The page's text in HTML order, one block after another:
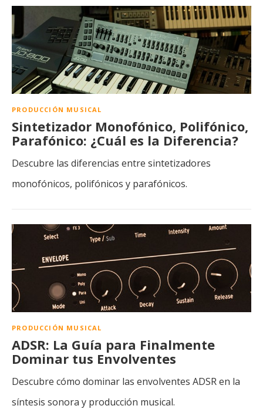
PRODUCCIÓN MUSICAL
Sintetizador Monofónico, Polifónico,
Parafónico: ¿Cuál es la Diferencia?
Descubre las diferencias entre sintetizadores
monofónicos, polifónicos y parafónicos.
PRODUCCIÓN MUSICAL
ADSR: La Guía para Finalmente
Dominar tus Envolventes
Descubre cómo dominar las envolventes ADSR en la
síntesis sonora y producción musical.